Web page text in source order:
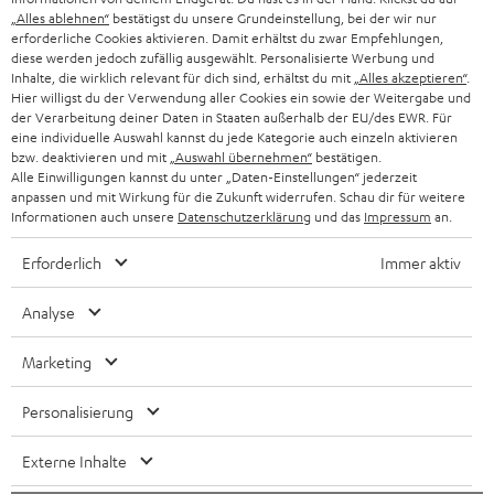
SMART HOME
BLUETOOTH-LAUTSPRECHER
KOPFHÖRER
BLUETOOTH-KOPFHÖRER
STEREOANLAGEN
LAUTSPRECHER
ULTIMA-SERIE
IN-EAR-KOPFHÖRER
FANSHOP
GESCHÄFTSKUNDEN
PARTNERPROGRAMM
BLOG
NEWSLETTER
STORES
DEINE VORTEILE BEI TEUFEL
TEUFEL STORY
UNSER MANAGEMENT
NACHHALTIGKEIT
UNSERE WERTE
SCHWEIZ
NIEDERLANDE
BELGIEN
FRANKREICH
POLEN
SPANIEN
USA
„Alles ablehnen“ bestätigst du unsere Grundeinstellung, bei der wir nur
erforderliche Cookies aktivieren. Damit erhältst du zwar Empfehlungen,
diese werden jedoch zufällig ausgewählt. Personalisierte Werbung und
Inhalte, die wirklich relevant für dich sind, erhältst du mit „Alles akzeptieren“.
Hier willigst du der Verwendung aller Cookies ein sowie der Weitergabe und
der Verarbeitung deiner Daten in Staaten außerhalb der EU/des EWR. Für
eine individuelle Auswahl kannst du jede Kategorie auch einzeln aktivieren
bzw. deaktivieren und mit „Auswahl übernehmen“ bestätigen.
Alle Einwilligungen kannst du unter „Daten-Einstellungen“ jederzeit
anpassen und mit Wirkung für die Zukunft widerrufen. Schau dir für weitere
Informationen auch unsere Datenschutzerklärung und das Impressum an.
Erforderlich Immer aktiv
Analyse
Marketing
Personalisierung
Externe Inhalte